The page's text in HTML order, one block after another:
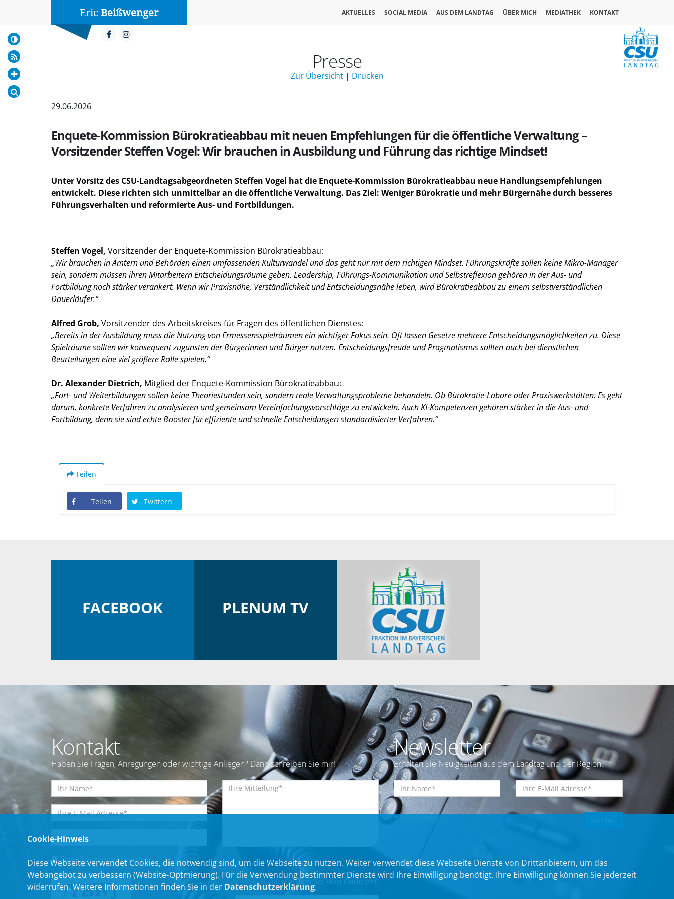
Eric Beißwenger AKTUELLES SOCIAL MEDIA AUS DEM LANDTAG ÜBER MICH MEDIATHEK KONTAKT
Presse
Zur Übersicht| Drucken
29.06.2026
Enquete-Kommission Bürokratieabbau mit neuen Empfehlungen für die öffentliche Verwaltung –
Vorsitzender Steffen Vogel: Wir brauchen in Ausbildung und Führung das richtige Mindset!
Unter Vorsitz des CSU-Landtagsabgeordneten Steffen Vogel hat die Enquete-Kommission Bürokratieabbau neue Handlungsempfehlungen
entwickelt. Diese richten sich unmittelbar an die öffentliche Verwaltung. Das Ziel: Weniger Bürokratie und mehr Bürgernähe durch besseres
Führungsverhalten und reformierte Aus- und Fortbildungen.
Steffen Vogel, Vorsitzender der Enquete-Kommission Bürokratieabbau:
Wir brauchen in Ämtern und Behörden einen umfassenden Kulturwandel und das geht nur mit dem richtigen Mindset. Führungskräfte sollen keine Mikro-Manager
sein, sondern müssen ihren Mitarbeitern Entscheidungsräume geben. Leadership, Führungs-Kommunikation und Selbstreflexion gehören in der Aus- und
Fortbildung noch stärker verankert. Wenn wir Praxisnähe, Verständlichkeit und Entscheidungsnähe leben, wird Bürokratieabbau zu einem selbstverständlichen
Dauerläufer.“
Alfred Grob, Vorsitzender des Arbeitskreises für Fragen des öffentlichen Dienstes:
Bereits in der Ausbildung muss die Nutzung von Ermessensspielräumen ein wichtiger Fokus sein. Oft lassen Gesetze mehrere Entscheidungsmöglichkeiten zu. Diese
Spielräume sollten wir konsequent zugunsten der Bürgerinnen und Bürger nutzen. Entscheidungsfreude und Pragmatismus sollten auch bei dienstlichen
Beurteilungen eine viel größere Rolle spielen.“
Dr. Alexander Dietrich, Mitglied der Enquete-Kommission Bürokratieabbau:
Fort- und Weiterbildungen sollen keine Theoriestunden sein, sondern reale Verwaltungsprobleme behandeln. Ob Bürokratie-Labore oder Praxiswerkstätten: Es geht
darum, konkrete Verfahren zu analysieren und gemeinsam Vereinfachungsvorschläge zu entwickeln. Auch KI-Kompetenzen gehören stärker in die Aus- und
Fortbildung, denn sie sind echte Booster für effiziente und schnelle Entscheidungen standardisierter Verfahren.“
Teilen
Teilen Twittern
FACEBOOK PLENUM TV
Kontakt
Haben Sie Fragen, Anregungen oder wichtige Anliegen? Dann schreiben Sie mir!
Einwilligungserklärung*
Bitte geben Sie den Code ein:
Newsletter
Erhalten Sie Neuigkeiten aus dem Landtag und der Region.
* Pflichtfeld
Cookie-Hinweis
Diese Webseite verwendet Cookies, die notwendig sind, um die Webseite zu nutzen. Weiter verwendet diese Webseite Dienste von Drittanbietern, um das
Webangebot zu verbessern (Website-Optmierung). Für die Verwendung bestimmter Dienste wird Ihre Einwilligung benötigt. Ihre Einwilligung können Sie jederzeit
widerrufen. Weitere Informationen finden Sie in der Datenschutzerklärung.